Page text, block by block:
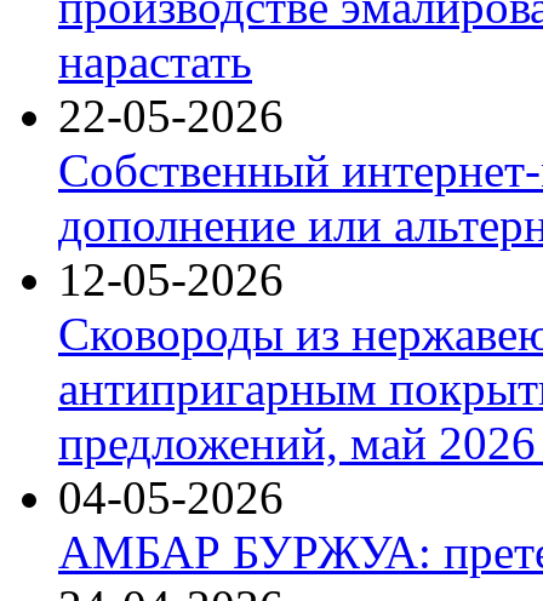
нарастать
22-05-2026
Собственный
дополнение или
12-05-2026
Сковороды из
антипригарным
предложений, май 2026
04-05-2026
АМБАР БУРЖУА: